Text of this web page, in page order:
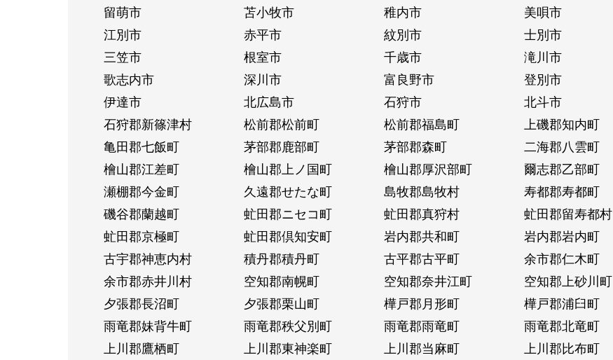
留萌市
苫小牧市 稚内市 美唄市
江別市
赤平市 紋別市 士別市
三笠市
根室市 千歳市 滝川市
歌志内市
深川市 富良野市 登別市
伊達市
北広島市 石狩市 北斗市
石狩郡新篠津村
松前郡松前町 松前郡福島町 上磯郡知内町
亀田郡七飯町
茅部郡鹿部町 茅部郡森町 二海郡八雲町
檜山郡江差町
檜山郡上ノ国町 檜山郡厚沢部町 爾志郡乙部町
瀬棚郡今金町
久遠郡せたな町 島牧郡島牧村 寿都郡寿都町
磯谷郡蘭越町
虻田郡ニセコ町 虻田郡真狩村 虻田郡留寿都村
虻田郡京極町
虻田郡倶知安町 岩内郡共和町 岩内郡岩内町
古宇郡神恵内村
積丹郡積丹町 古平郡古平町 余市郡仁木町
余市郡赤井川村
空知郡南幌町 空知郡奈井江町 空知郡上砂川町
夕張郡長沼町
夕張郡栗山町 樺戸郡月形町 樺戸郡浦臼町
雨竜郡妹背牛町
雨竜郡秩父別町 雨竜郡雨竜町 雨竜郡北竜町
上川郡鷹栖町
上川郡東神楽町 上川郡当麻町 上川郡比布町